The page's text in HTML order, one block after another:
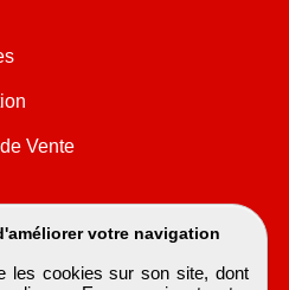
votre navigation
les cookies sur son site, dont
Vente